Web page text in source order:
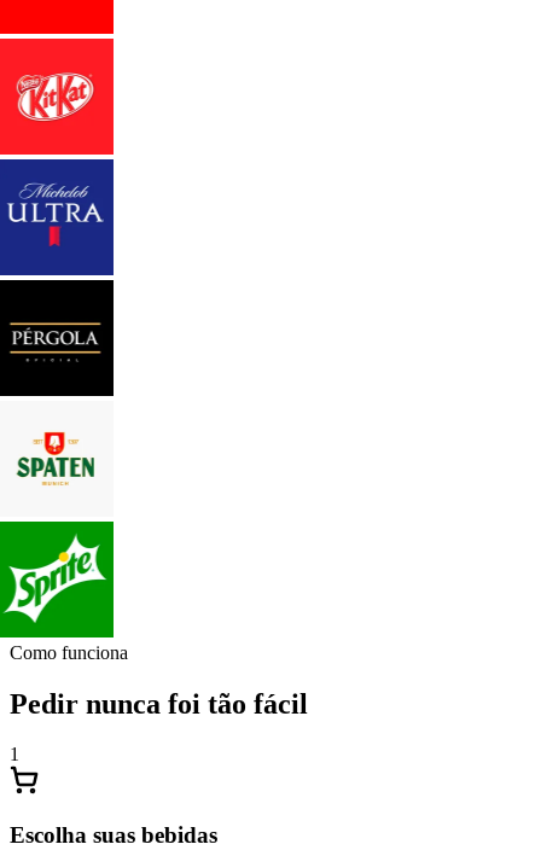
Como funciona
Pedir nunca foi tão fácil
1
Escolha suas bebidas